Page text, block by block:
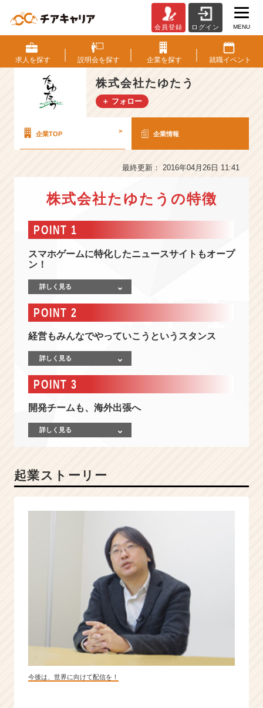
式
会
社
た
ゆ
た
う
報
-
ゲ
で、
メ
ィ
で、
を
「ひ
と
つ
ぎ」
に！
モ
く
り
徹
に
だ
わ
れ
学
生
求
★
会員登録 ログイン MENU
求人を探す 説明会を探す 企業を探す 就職イベント
株式会社たゆたう
＋ フォロー
企業TOP > 企業情報
最終更新： 2016年04月26日 11:41
株式会社たゆたうの特徴
POINT 1
スマホゲームに特化したニュースサイトもオープ
ン！
詳しく見る
POINT 2
経営もみんなでやっていこうというスタンス
詳しく見る
POINT 3
開発チームも、海外出張へ
詳しく見る
起業ストーリー
今後は、世界に向けて配信を！